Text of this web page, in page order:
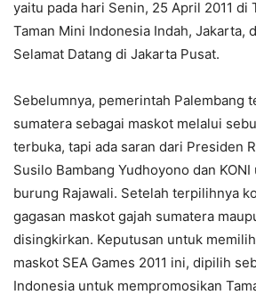
yaitu pada hari Senin, 25 April 2011 di
Taman Mini Indonesia Indah, Jakarta,
Selamat Datang di Jakarta Pusat.
Sebelumnya, pemerintah Palembang
sumatera sebagai maskot melalui
terbuka, tapi ada saran dari Presiden
Susilo Bambang Yudhoyono dan
burung Rajawali. Setelah terpilihnya
gagasan maskot gajah sumatera
disingkirkan. Keputusan untuk
maskot SEA Games 2011 ini, dipilih
Indonesia untuk mempromosikan